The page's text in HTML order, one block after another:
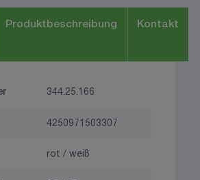
Produktbeschreibung Kontakt
344.25.166
4250971503307
rot / weiß